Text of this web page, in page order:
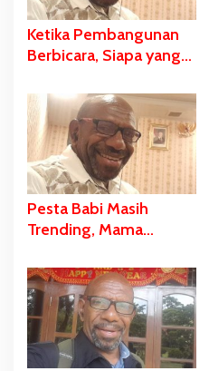
Ketika Pembangunan
Berbicara, Siapa yang
dan Kekerasan Diam-
Diam Negara
Pesta Babi Masih
Trending, Mama